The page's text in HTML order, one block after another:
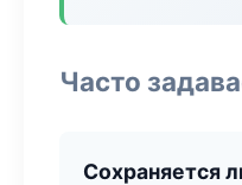
Часто
Сохраняется